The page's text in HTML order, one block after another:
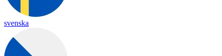
svenska